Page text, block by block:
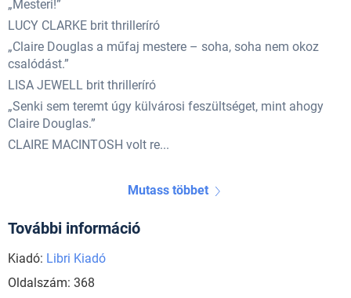
„Mesteri!”
LUCY CLARKE brit thrilleríró
„Claire Douglas a műfaj mestere – soha, soha nem okoz
csalódást.”
LISA JEWELL brit thrilleríró
„Senki sem teremt úgy külvárosi feszültséget, mint ahogy
Claire Douglas.”
CLAIRE MACINTOSH volt re...
Mutass többet
További információ
Kiadó: Libri Kiadó
Oldalszám: 368